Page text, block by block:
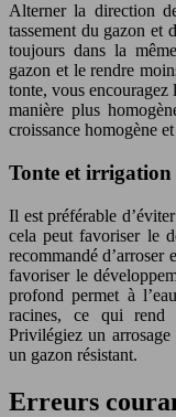
Alterner la direction
tassement du gazon et
toujours dans la
gazon et le rendre
tonte, vous encouragez
manière plus
croissance homogène
Tonte et irrigation
Il est préférable
cela peut favoriser le
recommandé
favoriser le
profond permet à
racines, ce qui rend
Privilégiez un
un gazon résistant.
Erreurs